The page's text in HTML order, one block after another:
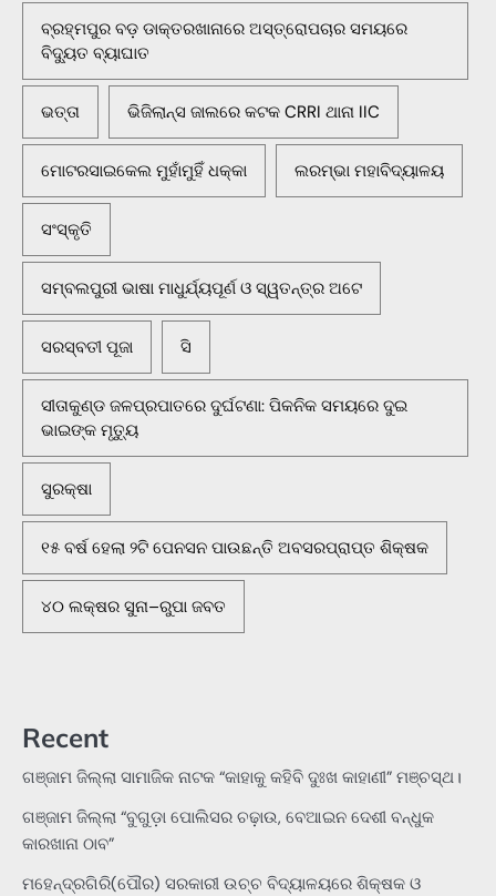
ବ୍ରହ୍ମପୁର ବଡ଼ ଡାକ୍ତରଖାନାରେ ଅସ୍ତ୍ରୋପଚାର ସମୟରେ
ବିଦ୍ୟୁତ ବ୍ୟାଘାତ
ଭତ୍ତା ଭିଜିଲାନ୍ସ ଜାଲରେ କଟକ CRRI ଥାନା IIC
ମୋଟରସାଇକେଲ ମୁହାଁମୁହିଁ ଧକ୍କା ଲରମ୍ଭା ମହାବିଦ୍ୟାଳୟ
ସଂସ୍କୃତି
ସମ୍ବଲପୁରୀ ଭାଷା ମାଧୁର୍ଯ୍ୟପୂର୍ଣ ଓ ସ୍ୱତନ୍ତ୍ର ଅଟେ
ସରସ୍ବତୀ ପୂଜା ସି
ସୀତାକୁଣ୍ଡ ଜଳପ୍ରପାତରେ ଦୁର୍ଘଟଣା: ପିକନିକ ସମୟରେ ଦୁଇ
ଭାଇଙ୍କ ମୃତ୍ୟୁ
ସୁରକ୍ଷା
୧୫ ବର୍ଷ ହେଲା ୨ଟି ପେନସନ ପାଉଛନ୍ତି ଅବସରପ୍ରାପ୍ତ ଶିକ୍ଷକ
୪୦ ଲକ୍ଷର ସୁନା–ରୁପା ଜବତ
Recent
ଗଞ୍ଜାମ ଜିଲ୍ଲା ସାମାଜିକ ନାଟକ “କାହାକୁ କହିବି ଦୁଃଖ କାହାଣୀ” ମଞ୍ଚସ୍ଥ।
ଗଞ୍ଜାମ ଜିଲ୍ଲା “ବୁଗୁଡ଼ା ପୋଲିସର ଚଢ଼ାଉ, ବେଆଇନ ଦେଶୀ ବନ୍ଧୁକ
କାରଖାନା ଠାବ”
ମହେନ୍ଦ୍ରଗିରି(ପୌର) ସରକାରୀ ଉଚ୍ଚ ବିଦ୍ୟାଳୟରେ ଶିକ୍ଷକ ଓ